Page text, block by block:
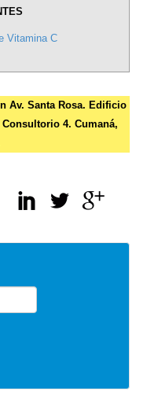
Vitamina C
Av. Santa Rosa. Edificio
4. Cumaná,